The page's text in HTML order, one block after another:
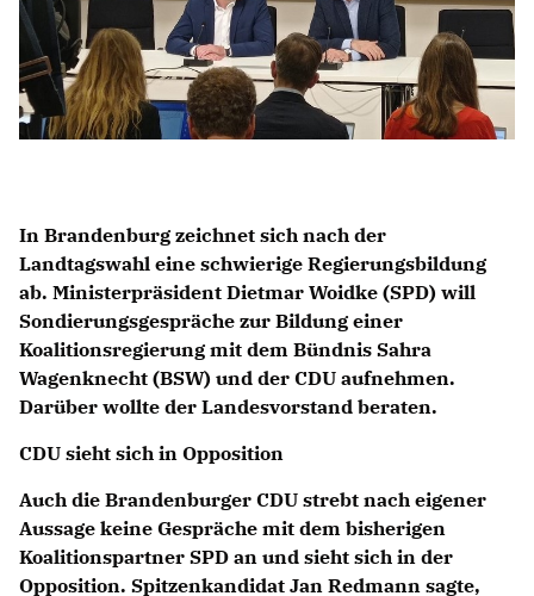
In Brandenburg zeichnet sich nach der
Landtagswahl eine schwierige Regierungsbildung
ab. Ministerpräsident Dietmar Woidke (SPD) will
Sondierungsgespräche zur Bildung einer
Koalitionsregierung mit dem Bündnis Sahra
Wagenknecht (BSW) und der CDU aufnehmen.
Darüber wollte der Landesvorstand beraten.
CDU sieht sich in Opposition
Auch die Brandenburger CDU strebt nach eigener
Aussage keine Gespräche mit dem bisherigen
Koalitionspartner SPD an und sieht sich in der
Opposition. Spitzenkandidat Jan Redmann sagte,